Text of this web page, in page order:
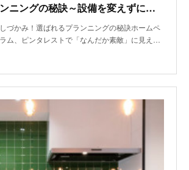
選ばれるプランニングの秘訣～設備を変えずに造作棚でオーダーキッチン風
づかみ！選ばれるプランニングの秘訣ホームペ
ム、ピンタレストで「なんだか素敵」に見え…